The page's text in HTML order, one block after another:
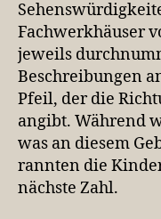
Fachwerkhäuser
jeweils
Beschreibungen
Pfeil, der die
angibt. Während
was an diesem
rannten die
nächste Zahl.